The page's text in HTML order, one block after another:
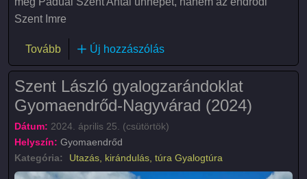
Szent Imre
Tovább(Szent Antal-napi ünnepség és liliomszentelés)
Új hozzászólás
Szent László gyalogzarándoklat
Gyomaendrőd-Nagyvárad (2024)
Dátum: 2024. április 25. (csütörtök)
Helyszín: Gyomaendrőd
Kategória:
Utazás, kirándulás, túra Gyalogtúra